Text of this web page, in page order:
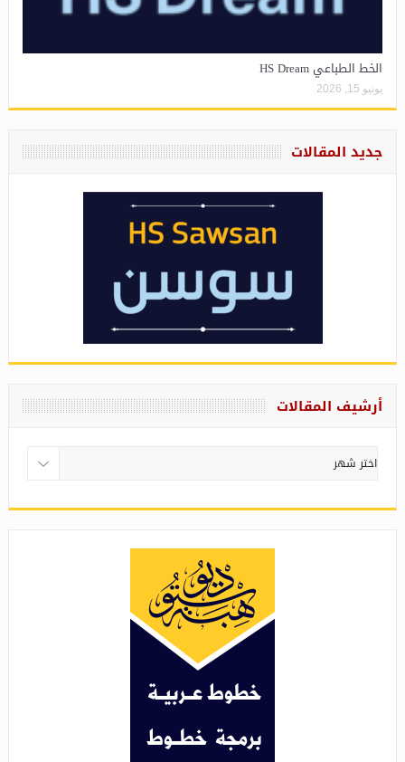
الخط الطباعي HS Dream
يونيو 15, 2026
جديد المقالات
أرشيف المقالات
أرشيف
المقالات